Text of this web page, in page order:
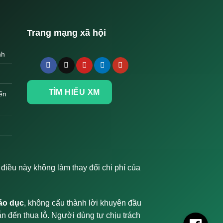
Trang mạng xã hội
TÌM HIỂU XM
này không làm thay đổi chi phí của
dục, không cấu thành lời khuyên đầu
đến thua lỗ. Người dùng tự chịu trách